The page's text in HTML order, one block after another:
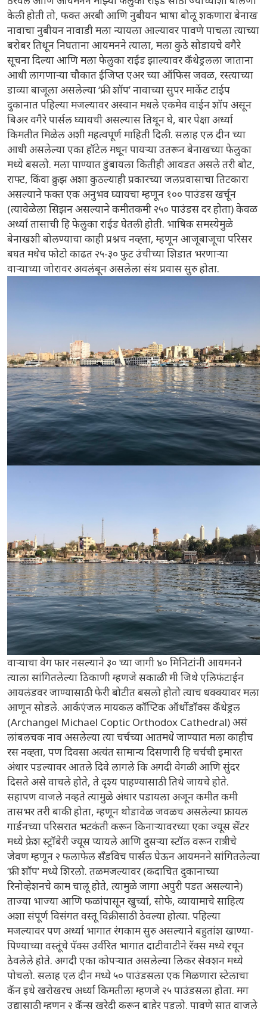
केली होती तो, फक्त अरबी आणि नुबीयन भाषा बोलू शकणारा बेनाख
नावाचा नुबीयन नावाडी मला न्यायला आल्यावर पावणे पाचला त्याच्या
बरोबर तिथून निघताना आयमनने त्याला, मला कुठे सोडायचे वगैरे
सूचना दिल्या आणि मला फेलुका राईड झाल्यावर कॅथेड्रलला जाताना
आधी लागणाऱ्या चौकात ईजिप्त एअर च्या ऑफिस जवळ, रस्त्याच्या
डाव्या बाजूला असलेल्या ‘फ्री शॉप’ नावाच्या सुपर मार्केट टाईप
दुकानात पहिल्या मजल्यावर अस्वान मधले एकमेव वाईन शॉप असून
बिअर वगैरे पार्सल घ्यायची असल्यास तिथून घे, बार पेक्षा अर्ध्या
किमतीत मिळेल अशी महत्वपूर्ण माहिती दिली. सलाह एल दीन च्या
आधी असलेल्या एका हॉटेल मधून पायऱ्या उतरून बेनाखच्या फेलुका
मध्ये बसलो. मला पाण्यात डुंबायला कितीही आवडत असले तरी बोट,
राफ्ट, किंवा क्रुझ अशा कुठल्याही प्रकारच्या जलप्रवासाचा तिटकारा
असल्याने फक्त एक अनुभव घ्यायचा म्हणून १०० पाउंडस खर्चून
(त्यावेळेला सिझन असल्याने कमीतकमी २५० पाउंडस दर होता) केवळ
अर्ध्या तासाची हि फेलुका राईड घेतली होती. भाषिक समस्येमुळे
बेनाखशी बोलण्याचा काही प्रश्नच नव्ह्ता, म्हणून आजूबाजूचा परिसर
बघत मधेच फोटो काढत २५-३० फुट उंचीच्या शिडात भरणाऱ्या
वाऱ्याच्या जोरावर अवलंबून असलेला संथ प्रवास सुरु होता.
वाऱ्याचा वेग फार नसल्याने ३० च्या जागी ४० मिनिटांनी आयमनने
त्याला सांगितलेल्या ठिकाणी म्हणजे सकाळी मी जिथे एलिफंटाईन
आयलंडवर जाण्यासाठी फेरी बोटीत बसलो होतो त्याच धक्क्यावर मला
आणून सोडले. आर्कएंजल मायकल कॉप्टिक ऑर्थोडॉक्स कॅथेड्रल
(Archangel Michael Coptic Orthodox Cathedral) असं
लांबलचक नाव असलेल्या त्या चर्चच्या आतमधे जाण्यात मला काहीच
रस नव्ह्ता, पण दिवसा अत्यंत सामान्य दिसणारी हि चर्चची इमारत
अंधार पडल्यावर आतले दिवे लागले कि अगदी वेगळी आणि सुंदर
दिसते असे वाचले होते, ते दृश्य पाहण्यासाठी तिथे जायचे होते.
सहापण वाजले नव्हते त्यामुळे अंधार पडायला अजून कमीत कमी
तासभर तरी बाकी होता, म्हणून थोडावेळ जवळच असलेल्या फ्रायल
गार्डनच्या परिसरात भटकंती करून किनाऱ्यावरच्या एका ज्यूस सेंटर
मध्ये फ्रेश स्ट्रॉबेरी ज्यूस प्यायले आणि दुसऱ्या स्टॉल वरून रात्रीचे
जेवण म्हणून २ फलाफेल सँडविच पार्सल घेऊन आयमनने सांगितलेल्या
‘फ्री शॉप’ मध्ये शिरलो. तळमजल्यावर (कदाचित दुकानाच्या
रिनोव्हेशनचे काम चालू होते, त्यामुळे जागा अपुरी पडत असल्याने)
ताज्या भाज्या आणि फळांपासून खुर्च्या, सोफे, व्यायामाचे साहित्य
अशा संपूर्ण विसंगत वस्तू विक्रीसाठी ठेवल्या होत्या. पहिल्या
मजल्यावर पण अर्ध्या भागात रंगकाम सुरु असल्याने बहुतांश खाण्या-
पिण्याच्या वस्तूंचे पॅक्स उर्वरित भागात दाटीवाटीने रॅक्स मध्ये रचून
ठेवलेले होते. अगदी एका कोपऱ्यात असलेल्या लिकर सेक्शन मध्ये
पोचलो. सलाह एल दीन मध्ये ५० पाउंडसला एक मिळणारा स्टेलाचा
कॅन इथे खरोखरच अर्ध्या किमतीला म्हणजे २५ पाउंडसला होता. मग
उद्यासाठी म्हणून २ कॅन्स खरेदी करून बाहेर पडलो. पावणे सात वाजले